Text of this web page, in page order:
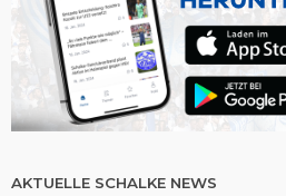
AKTUELLE SCHALKE NEWS